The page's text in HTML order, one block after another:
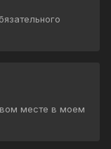
месте в моем